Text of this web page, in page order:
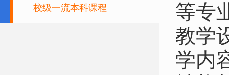
校级一流本科课程
等专
教学
学内